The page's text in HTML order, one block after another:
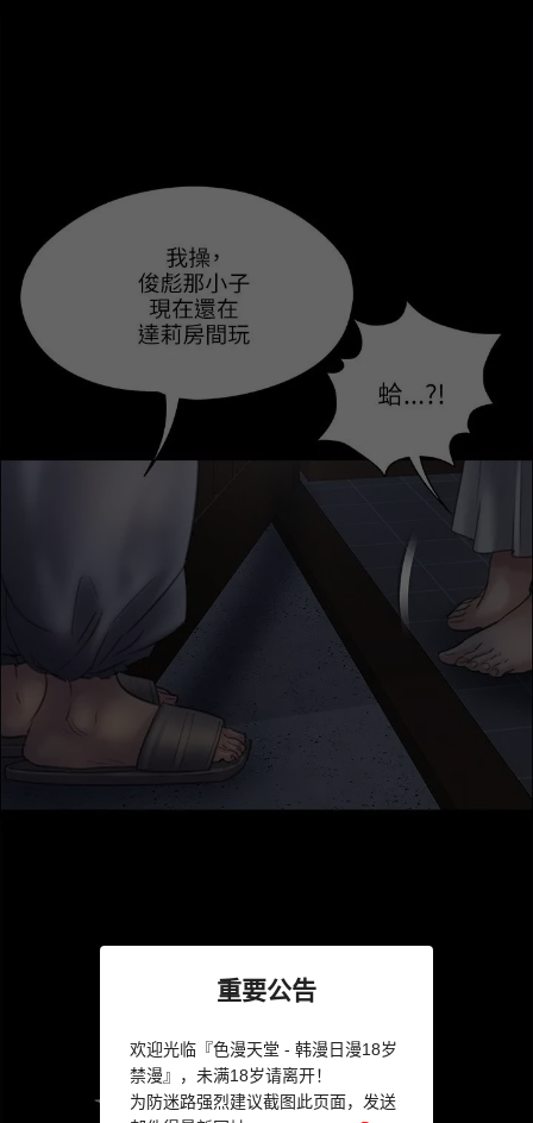
重要公告
欢迎光临『色漫天堂 - 韩漫日漫18岁
禁漫』，未满18岁请离开！
为防迷路强烈建议截图此页面，发送